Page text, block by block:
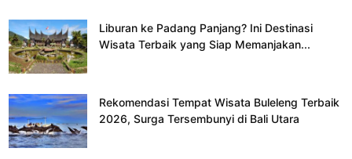
Liburan ke Padang Panjang? Ini Destinasi
Wisata Terbaik yang Siap Memanjakan...
Rekomendasi Tempat Wisata Buleleng Terbaik
2026, Surga Tersembunyi di Bali Utara